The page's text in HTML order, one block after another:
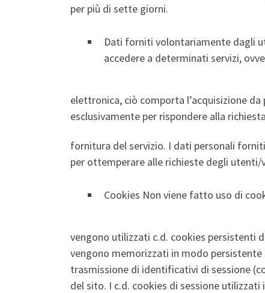
per più di sette giorni.
Dati forniti volontariamente dagli
accedere a determinati servizi,
elettronica, ciò comporta l’acquisizione
esclusivamente per rispondere alla
fornitura del servizio. I dati personali
per ottemperare alle richieste degli
Cookies Non viene fatto uso di
vengono utilizzati c.d. cookies persistenti
vengono memorizzati in modo
trasmissione di identificativi di sessione
del sito. I c.d. cookies di sessione